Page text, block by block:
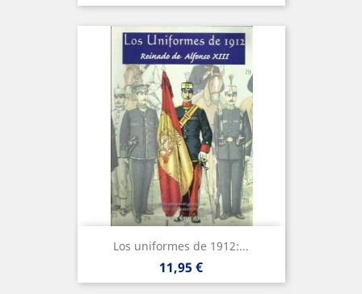
Los uniformes de 1912:...
Precio
11,95 €